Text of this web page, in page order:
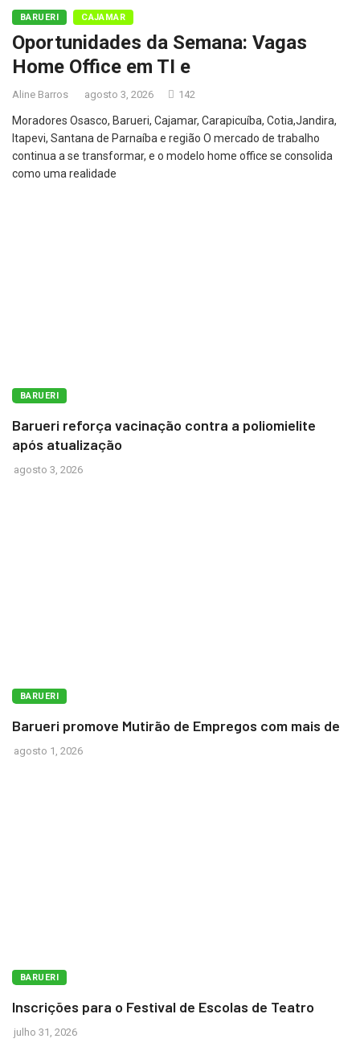
BARUERI CAJAMAR
Oportunidades da Semana: Vagas
Home Office em TI e
Aline Barros agosto 3, 2026 142
Moradores Osasco, Barueri, Cajamar, Carapicuíba, Cotia,Jandira,
Itapevi, Santana de Parnaíba e região O mercado de trabalho
continua a se transformar, e o modelo home office se consolida
como uma realidade
BARUERI
Barueri reforça vacinação contra a poliomielite
após atualização
agosto 3, 2026
BARUERI
Barueri promove Mutirão de Empregos com mais de
agosto 1, 2026
BARUERI
Inscrições para o Festival de Escolas de Teatro
julho 31, 2026